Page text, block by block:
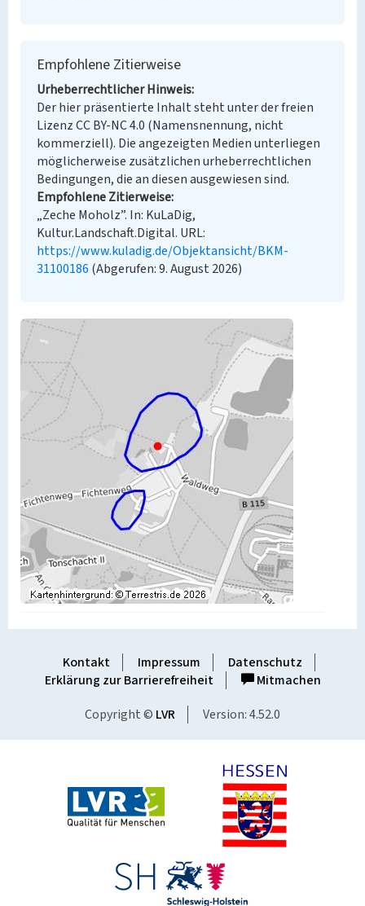
Empfohlene Zitierweise
Urheberrechtlicher Hinweis
Der hier präsentierte Inhalt steht unter der freien
Lizenz CC BY-NC 4.0 (Namensnennung, nicht
kommerziell). Die angezeigten Medien unterliegen
möglicherweise zusätzlichen urheberrechtlichen
Bedingungen, die an diesen ausgewiesen sind.
Empfohlene Zitierweise
„Zeche Moholz”. In: KuLaDig,
Kultur.Landschaft.Digital. URL:
https://www.kuladig.de/Objektansicht/BKM-
31100186 (Abgerufen: 9. August 2026)
Kontakt Impressum
Datenschutz
Erklärung zur Barrierefreiheit
Mitmachen
Copyright © LVR Version: 4.52.0